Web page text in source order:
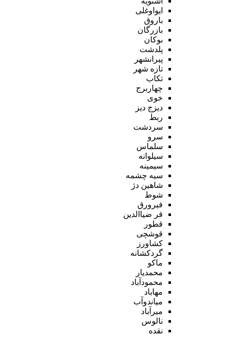
ایواوغلی
باروق
بازرگان
بوکان
پلدشت
پیرانشهر
تازه شهر
تکاب
چهاربرج
خوی
دیزج دیز
ربط
سردشت
سرو
سلماس
سیلوانه
سیمینه
سیه چشمه
شاهین دژ
شوط
فیرورق
قر ضیاالدین
قطور
قوشچی
کشاورز
گردکشانه
ماکو
محمدیار
محمودآباد
مهاباد
میاندوآب
میرآباد
نالوس
نقده